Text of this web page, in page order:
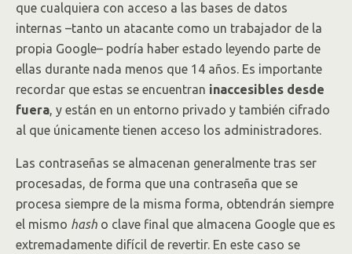
que cualquiera con acceso a las bases de datos
internas –tanto un atacante como un trabajador de la
propia Google– podría haber estado leyendo parte de
ellas durante nada menos que 14 años. Es importante
recordar que estas se encuentran inaccesibles desde
fuera, y están en un entorno privado y también cifrado
al que únicamente tienen acceso los administradores.
Las contraseñas se almacenan generalmente tras ser
procesadas, de forma que una contraseña que se
procesa siempre de la misma forma, obtendrán siempre
el mismo hash o clave final que almacena Google que es
extremadamente difícil de revertir. En este caso se